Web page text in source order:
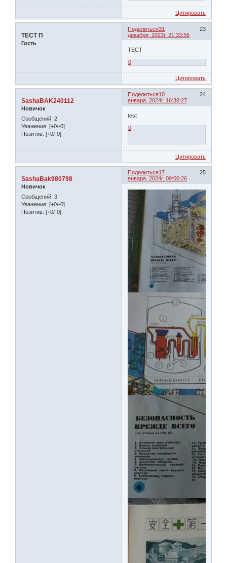
Цитировать
Поделиться 23
31
декабря, 2023г. 21:33:56
ТЕСТ П
Гость
ТЕСТ
0
Цитировать
Поделиться 24
10
января, 2024г. 16:38:27
SashaBAK240112
Новичок
Сообщений: 2
Уважение: [+0/-0]
Позитив: [+0/-0]
test
0
Цитировать
Поделиться 25
17
января, 2024г. 09:00:26
SashaBak980798
Новичок
Сообщений: 3
Уважение: [+0/-0]
Позитив: [+0/-0]